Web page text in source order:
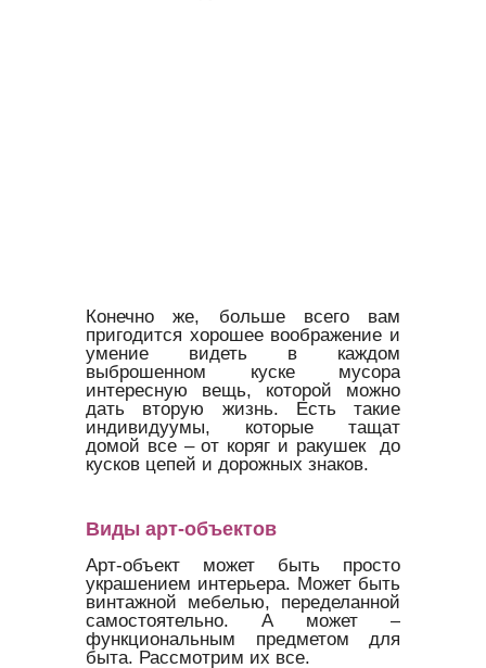
Конечно же, больше всего вам
пригодится хорошее воображение и
умение видеть в каждом
выброшенном куске мусора
интересную вещь, которой можно
дать вторую жизнь. Есть такие
индивидуумы, которые тащат
домой все – от коряг и ракушек до
кусков цепей и дорожных знаков.
Виды арт-объектов
Арт-объект может быть просто
украшением интерьера. Может быть
винтажной мебелью, переделанной
самостоятельно. А может –
функциональным предметом для
быта. Рассмотрим их все.